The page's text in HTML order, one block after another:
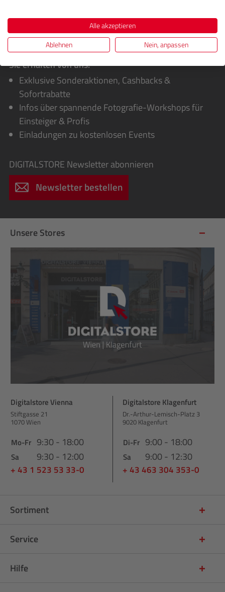
Sie erhalten von uns:
Exklusive Sonderaktionen, Cashbacks &
Sofortrabatte
Infos über spannende Fotografie-Workshops für
Einsteiger & Profis
Einladungen zu kostenlosen Events
DIGITALSTORE Newsletter abonnieren
Newsletter bestellen
Unsere Stores
Digitalstore Vienna
Stiftgasse 21
1070 Wien
Mo-Fr 9:30 - 18:00
Sa 9:30 - 12:00
+ 43 1 523 53 33-0
Digitalstore Klagenfurt
Dr.-Arthur-Lemisch-Platz 3
9020 Klagenfurt
Di-Fr 9:00 - 18:00
Sa 9:00 - 12:30
+ 43 463 304 353-0
Sortiment
Service
Hilfe
Alle akzeptieren
Ablehnen
Nein, anpassen